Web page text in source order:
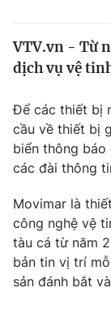
Thế giới
Tin tức
Thế giới đó đây
Câu chuyện
Kinh tế
Tài chính
Góc doanh
Dữ liệu và đời
Truyền hình
Phim VTV
Hậu trường
Giải trí
VTV.vn - Từ
dịch vụ vệ
Để các thiết bị
cầu về thiết bị
biển thông báo
các đài thông
Movimar là
công nghệ vệ
tàu cá từ năm
bản tin vị trí
sản đánh bắt